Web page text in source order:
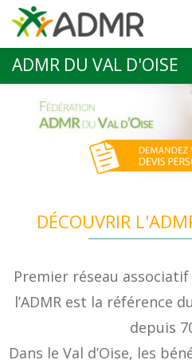
Aller au contenu principal
ADMR DU VAL D'OISE
DÉCOUVRIR
Premier réseau
l’ADMR est la référence
depuis
Dans le Val d’Oise, les